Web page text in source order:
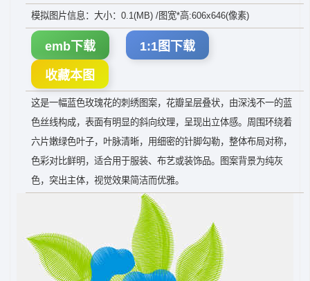
模拟图片信息：大小：0.1(MB) /图宽*高:606x646(像素)
emb下载 1:1图下载
收藏本图
这是一幅蓝色玫瑰花的刺绣图案，花瓣呈层叠状，由深浅不一的蓝
色丝线构成，表面有明显的斜向纹理，呈现出立体感。周围环绕着
六片嫩绿色叶子，叶脉清晰，用细密的针脚勾勒，整体布局对称，
色彩对比鲜明，适合用于服装、布艺或装饰品。图案背景为纯灰
色，突出主体，视觉效果简洁而优雅。